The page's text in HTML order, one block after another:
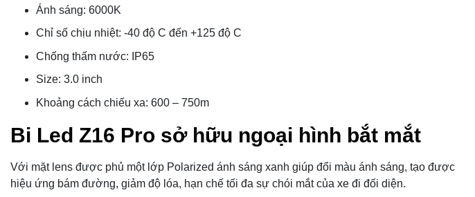
Ánh sáng: 6000K
Chỉ số chịu nhiệt: -40 độ C đến +125 độ C
Chống thấm nước: IP65
Size: 3.0 inch
Khoảng cách chiếu xa: 600 – 750m
Bi Led Z16 Pro sở hữu ngoại hình bắt mắt
Với mặt lens được phủ một lớp Polarized ánh sáng xanh giúp đổi màu ánh sáng, tạo được
hiệu ứng bám đường, giảm độ lóa, hạn chế tối đa sự chói mắt của xe đi đối diện.